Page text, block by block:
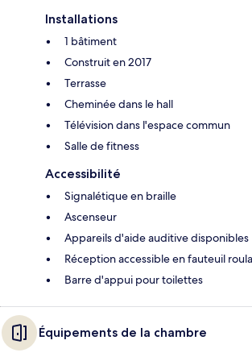
Installations
1 bâtiment
Construit en 2017
Terrasse
Cheminée dans le hall
Télévision dans l'espace commun
Salle de fitness
Accessibilité
Signalétique en braille
Ascenseur
Appareils d'aide auditive disponibles
Réception accessible en fauteuil
Barre d'appui pour toilettes
Équipements de la chambre